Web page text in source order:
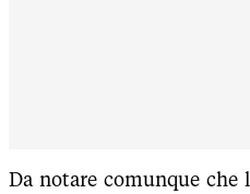
Da notare comunque che